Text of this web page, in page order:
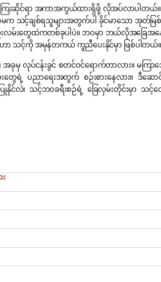
ေးဆိုင်ရာ အကာအကွယ်ထားရှိဖို့ လိုအပ်လာပါတ
က သင့်ချစ်ရသူများအတွက်ပါ ခိုင်မာသော အု
းတွေထဲကတစ်ခုပါပဲ။ ဘဝမှာ ဘယ်လိုအခြေအန
သင့်ကို အမှန်တကယ် ကူညီပေးနိုင်မှာ ဖြစ်ပါတယ်။
ပ်ငန်းခွင် စတင်ဝင်ရောက်တာလား။ မကြာသ
ရဲ့ ပညာရေးအတွက် စဉ်းစားနေလား။ ဒီဆော
၊ သင့်ဘဝခရီးစဉ်ရဲ့ ခြေလှမ်းတိုင်းမှာ သ